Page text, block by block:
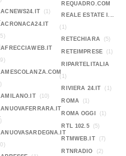
(1)
(10)
REQUADRO.COM
REALE ESTATE I...
(1)
RETECHIARA
(5)
RETEIMPRESE (1)
RIPARTELITALIA
(1)
RIVIERA 24.IT
(1)
ROMA (1)
ROMA OGGI (1)
RTL 102.5 (5)
RTMWEB.IT (7)
RTNRADIO (2)